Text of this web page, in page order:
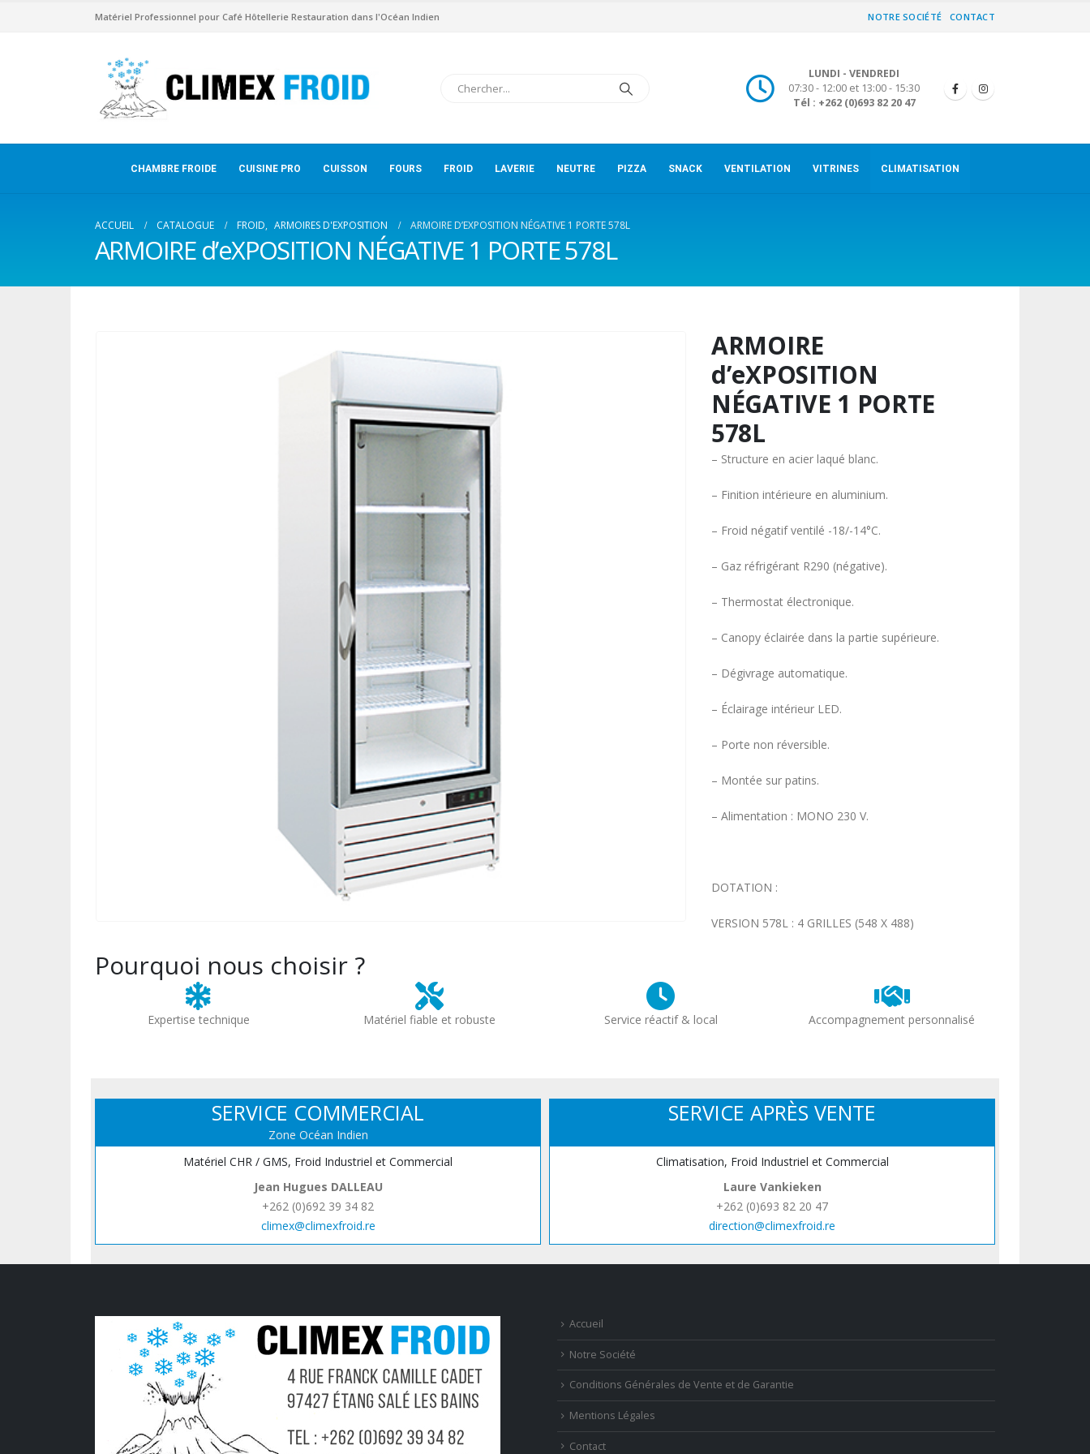
Matériel Professionnel pour Café Hôtellerie Restauration dans l'Océan Indien NOTRE SOCIÉTÉ CONTACT
LUNDI - VENDREDI
07:30 - 12:00 et 13:00 - 15:30
Tél : +262 (0)693 82 20 47
CHAMBRE FROIDE CUISINE PRO CUISSON FOURS FROID LAVERIE NEUTRE PIZZA SNACK VENTILATION VITRINES CLIMATISATION
ACCUEIL CATALOGUE FROID, ARMOIRES D'EXPOSITION ARMOIRE D’EXPOSITION NÉGATIVE 1 PORTE 578L
ARMOIRE d’eXPOSITION NÉGATIVE 1 PORTE 578L
ARMOIRE
d’eXPOSITION
NÉGATIVE 1 PORTE
578L
– Structure en acier laqué blanc.
– Finition intérieure en aluminium.
– Froid négatif ventilé -18/-14°C.
– Gaz réfrigérant R290 (négative).
– Thermostat électronique.
– Canopy éclairée dans la partie supérieure.
– Dégivrage automatique.
– Éclairage intérieur LED.
– Porte non réversible.
– Montée sur patins.
– Alimentation : MONO 230 V.
DOTATION :
VERSION 578L : 4 GRILLES (548 X 488)
Pourquoi nous choisir ?
Expertise technique Matériel fiable et robuste Service réactif & local Accompagnement personnalisé
SERVICE COMMERCIAL
Zone Océan Indien
Matériel CHR / GMS, Froid Industriel et Commercial
Jean Hugues DALLEAU
+262 (0)692 39 34 82
climex@climexfroid.re
SERVICE APRÈS VENTE
Climatisation, Froid Industriel et Commercial
Laure Vankieken
+262 (0)693 82 20 47
direction@climexfroid.re
Accueil
Notre Société
Conditions Générales de Vente et de Garantie
Mentions Légales
Contact